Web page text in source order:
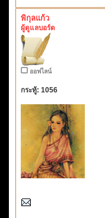
พิกุลแก้ว
ผู้ดูแลบอร์ด
ออฟไลน์
กระทู้: 1056